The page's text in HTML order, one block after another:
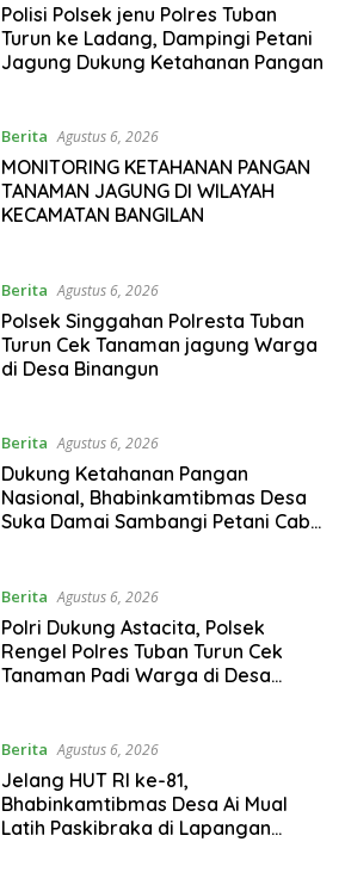
Polisi Polsek jenu Polres Tuban
Turun ke Ladang, Dampingi Petani
Jagung Dukung Ketahanan Pangan
Berita Agustus 6, 2026
MONITORING KETAHANAN PANGAN
TANAMAN JAGUNG DI WILAYAH
KECAMATAN BANGILAN
Berita Agustus 6, 2026
Polsek Singgahan Polresta Tuban
Turun Cek Tanaman jagung Warga
di Desa Binangun
Berita Agustus 6, 2026
Dukung Ketahanan Pangan
Nasional, Bhabinkamtibmas Desa
Suka Damai Sambangi Petani Cabai
Berita Agustus 6, 2026
Polri Dukung Astacita, Polsek
Rengel Polres Tuban Turun Cek
Tanaman Padi Warga di Desa
Berita Agustus 6, 2026
Jelang HUT RI ke-81,
Bhabinkamtibmas Desa Ai Mual
Latih Paskibraka di Lapangan